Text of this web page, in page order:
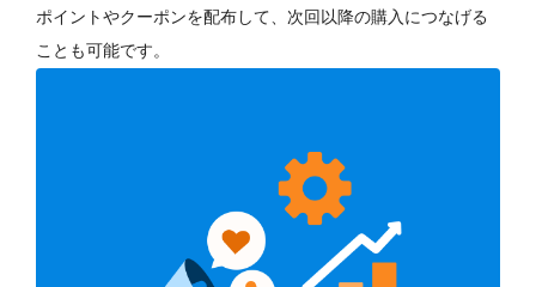
ポイントやクーポンを配布して、次回以降の購入につなげる
ことも可能です。